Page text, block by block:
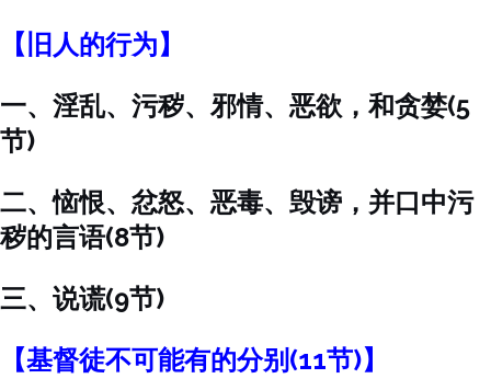
【旧人的行为】
一、淫乱、污秽、邪情、恶欲，和贪婪(5
节)
二、恼恨、忿怒、恶毒、毁谤，并口中污
秽的言语(8节)
三、说谎(9节)
【基督徒不可能有的分别(11节)】